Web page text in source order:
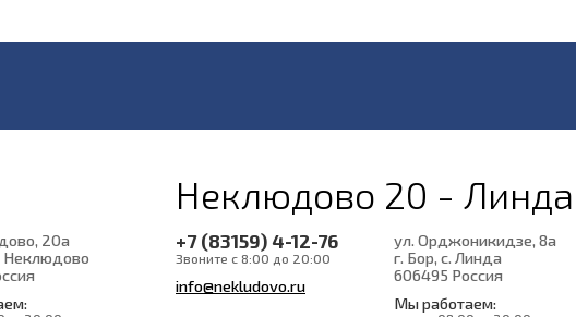
20а
Неклюдово
Неклюдово 20 - Линда
+7 (83159) 4-12-76
Звоните с 8:00 до 20:00
info@nekludovo.ru
ул. Орджоникидзе, 8а
г. Бор, с. Линда
606495 Россия
Мы работаем: